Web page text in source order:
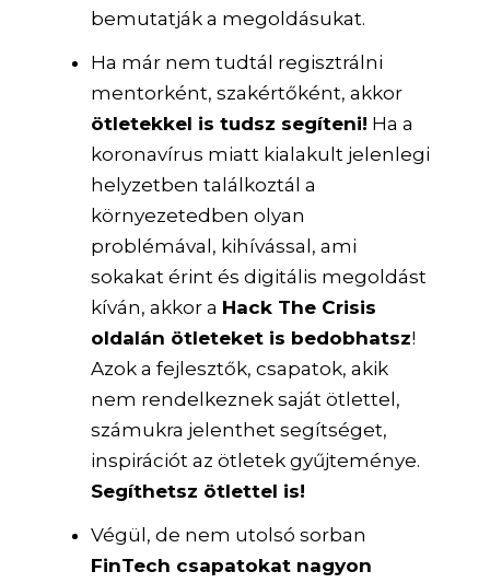
bemutatják a megoldásukat.
Ha már nem tudtál regisztrálni
mentorként, szakértőként, akkor
ötletekkel is tudsz segíteni! Ha a
koronavírus miatt kialakult jelenlegi
helyzetben találkoztál a
környezetedben olyan
problémával, kihívással, ami
sokakat érint és digitális megoldást
kíván, akkor a Hack The Crisis
oldalán ötleteket is bedobhatsz!
Azok a fejlesztők, csapatok, akik
nem rendelkeznek saját ötlettel,
számukra jelenthet segítséget,
inspirációt az ötletek gyűjteménye.
Segíthetsz ötlettel is!
Végül, de nem utolsó sorban
FinTech csapatokat nagyon